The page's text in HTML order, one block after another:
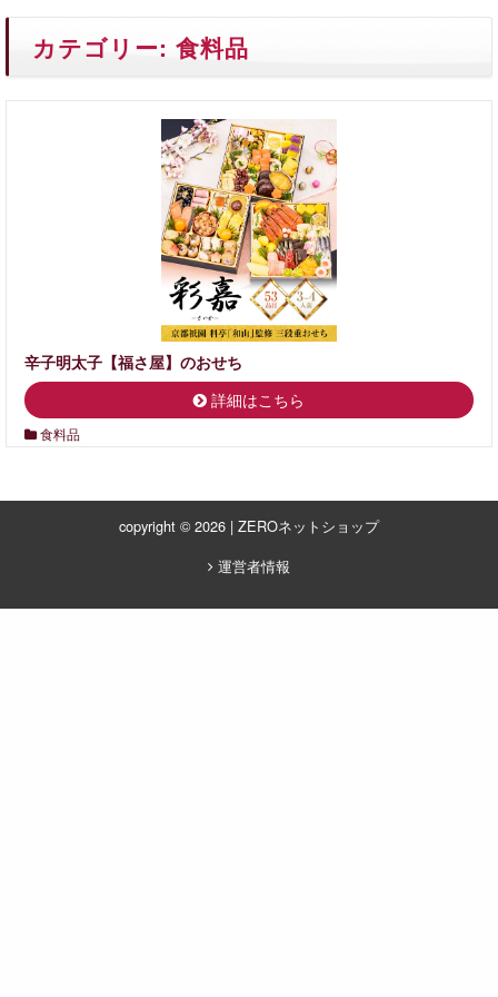
カテゴリー: 食料品
辛子明太子【福さ屋】のおせち
詳細はこちら
食料品
copyright © 2026 | ZEROネットショップ
運営者情報